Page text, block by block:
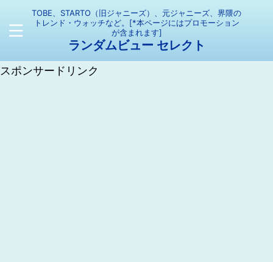
TOBE、STARTO（旧ジャニーズ）、元ジャニーズ、界隈の
トレンド・ウォッチなど。[*本ページにはプロモーション
が含まれます]
ランダムビュー セレクト
スポンサードリンク